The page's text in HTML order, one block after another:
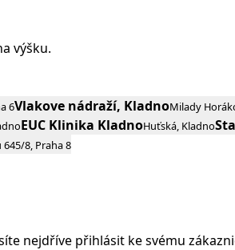
výšku.
6Vlakove nádraží, KladnoMilady
EUC Klinika KladnoHuťská, Kladno
8, Praha 8
nejdříve přihlásit ke svému